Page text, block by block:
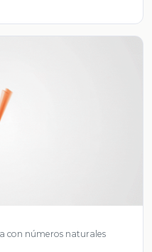
con números naturales